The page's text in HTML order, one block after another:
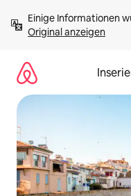
Inhalten
springenOriginal anzeigen